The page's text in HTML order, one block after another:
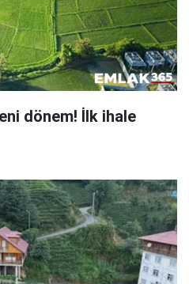
dönem! İlk ihale